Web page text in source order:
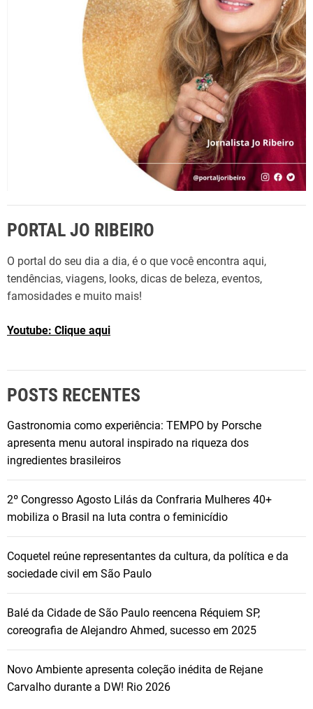
PORTAL JO RIBEIRO
O portal do seu dia a dia, é o que você encontra aqui,
tendências, viagens, looks, dicas de beleza, eventos,
famosidades e muito mais!
Youtube: Clique aqui
POSTS RECENTES
Gastronomia como experiência: TEMPO by Porsche
apresenta menu autoral inspirado na riqueza dos
ingredientes brasileiros
2º Congresso Agosto Lilás da Confraria Mulheres 40+
mobiliza o Brasil na luta contra o feminicídio
Coquetel reúne representantes da cultura, da política e da
sociedade civil em São Paulo
Balé da Cidade de São Paulo reencena Réquiem SP,
coreografia de Alejandro Ahmed, sucesso em 2025
Novo Ambiente apresenta coleção inédita de Rejane
Carvalho durante a DW! Rio 2026